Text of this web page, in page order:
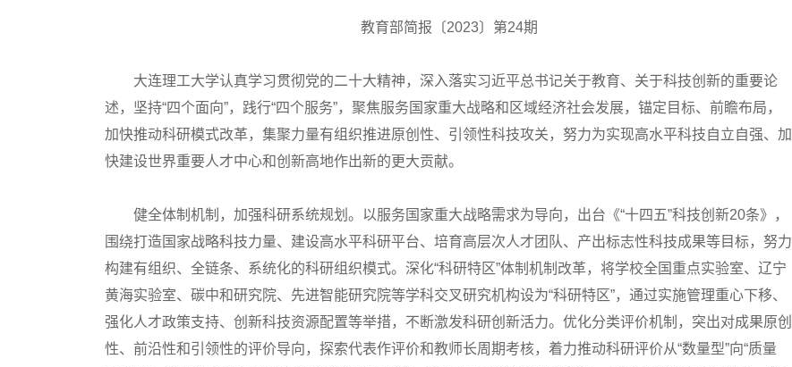
教育部简报〔2023〕第24期
大连理工大学认真学习贯彻党的二十大精神，深入落实习近平总书记关于教育、关于科技创新的重要论
述，坚持“四个面向”，践行“四个服务”，聚焦服务国家重大战略和区域经济社会发展，锚定目标、前瞻布局，
加快推动科研模式改革，集聚力量有组织推进原创性、引领性科技攻关，努力为实现高水平科技自立自强、加
快建设世界重要人才中心和创新高地作出新的更大贡献。
健全体制机制，加强科研系统规划。以服务国家重大战略需求为导向，出台《“十四五”科技创新20条》，
围绕打造国家战略科技力量、建设高水平科研平台、培育高层次人才团队、产出标志性科技成果等目标，努力
构建有组织、全链条、系统化的科研组织模式。深化“科研特区”体制机制改革，将学校全国重点实验室、辽宁
黄海实验室、碳中和研究院、先进智能研究院等学科交叉研究机构设为“科研特区”，通过实施管理重心下移、
强化人才政策支持、创新科技资源配置等举措，不断激发科研创新活力。优化分类评价机制，突出对成果原创
性、前沿性和引领性的评价导向，探索代表作评价和教师长周期考核，着力推动科研评价从“数量型”向“质量